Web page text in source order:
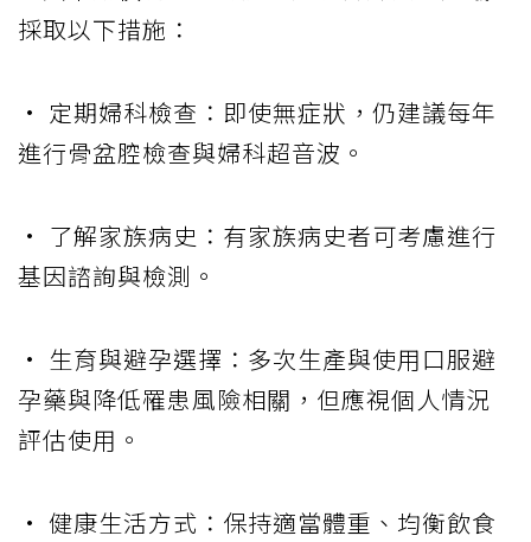
採取以下措施：
• 定期婦科檢查：即使無症狀，仍建議每年
進行骨盆腔檢查與婦科超音波。
• 了解家族病史：有家族病史者可考慮進行
基因諮詢與檢測。
• 生育與避孕選擇：多次生產與使用口服避
孕藥與降低罹患風險相關，但應視個人情況
評估使用。
• 健康生活方式：保持適當體重、均衡飲食